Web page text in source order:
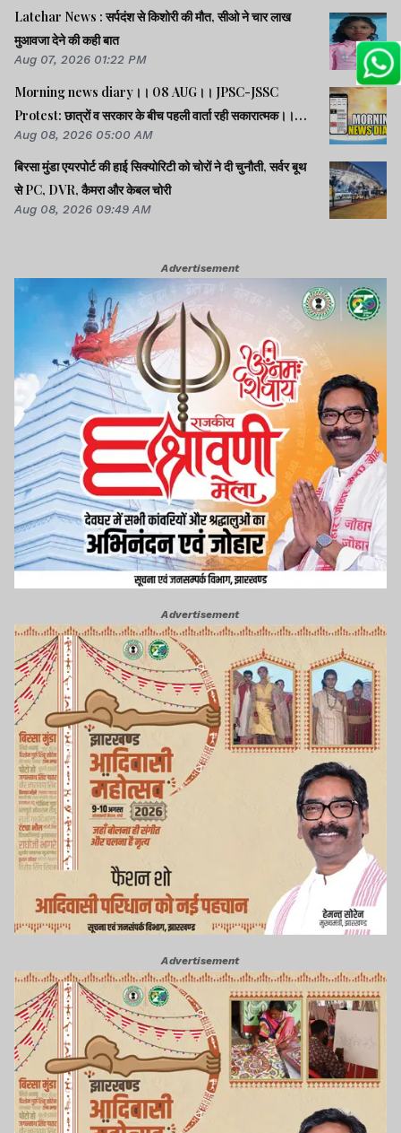
Latehar News : सर्पदंश से किशोरी की मौत, सीओ ने चार लाख
मुआवजा देने की कही बात
Aug 07, 2026 01:22 PM
Morning news diary।। 08 AUG।। JPSC-JSSC
Protest: छात्रों व सरकार के बीच पहली वार्ता रही सकारात्मक।।
साइबर क्राइम मामलों की जांच में झारखंड पुलिस फिसड्डी।।संसद में
विपक्षी दलों का हंगामा, कार्यवाही स्थगित।। समेत कई खबरें व वीडियो.
Aug 08, 2026 05:00 AM
बिरसा मुंडा एयरपोर्ट की हाई सिक्योरिटी को चोरों ने दी चुनौती, सर्वर बूथ
से PC, DVR, कैमरा और केबल चोरी
Aug 08, 2026 09:49 AM
Advertisement
Advertisement
Advertisement